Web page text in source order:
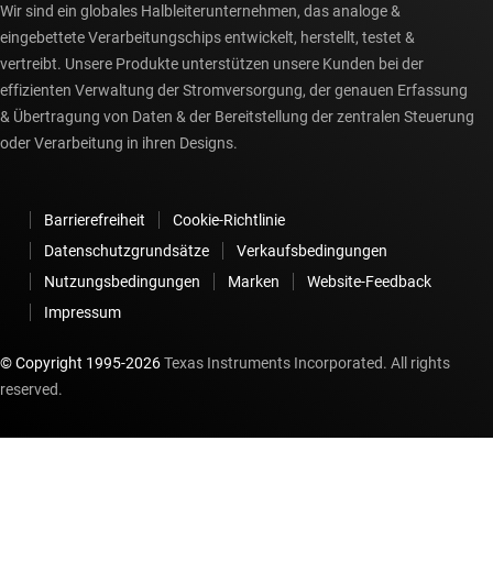
Wir sind ein globales Halbleiterunternehmen, das analoge &
eingebettete Verarbeitungschips entwickelt, herstellt, testet &
vertreibt. Unsere Produkte unterstützen unsere Kunden bei der
effizienten Verwaltung der Stromversorgung, der genauen Erfassung
& Übertragung von Daten & der Bereitstellung der zentralen Steuerung
oder Verarbeitung in ihren Designs.
Barrierefreiheit
Cookie-Richtlinie
Datenschutzgrundsätze
Verkaufsbedingungen
Nutzungsbedingungen
Marken
Website-Feedback
Impressum
© Copyright 1995-2026Texas Instruments Incorporated. All rights
reserved.